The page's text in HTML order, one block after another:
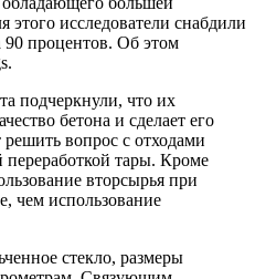
исследователи снабдили
90 процентов. Об этом
подчеркнули, что их
бетона и сделает его
вопрос с отходами
переработкой тары. Кроме
вторсырья при
чем использование
стекло, размеры